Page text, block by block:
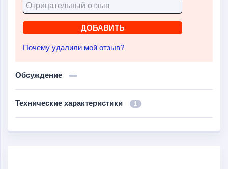
Почему удалили мой отзыв?
Обсуждение
Технические характеристики 1